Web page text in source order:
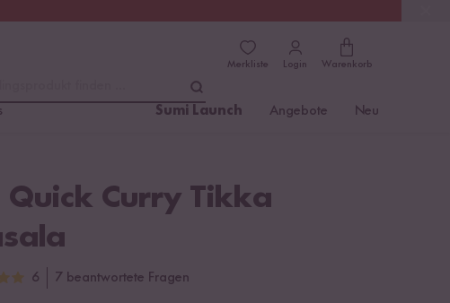
Merkliste Login Warenkorb
Sumi Launch Angebote Neu
Quick Curry Tikka
6 7 beantwortete Fragen